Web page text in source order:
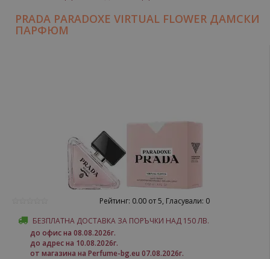
PRADA PARADOXE VIRTUAL FLOWER ДАМСКИ
ПАРФЮМ
Рейтинг: 0.00 от 5, Гласували: 0
БЕЗПЛАТНА ДОСТАВКА ЗА ПОРЪЧКИ НАД 150 ЛВ.
до офис на 08.08.2026г.
до адрес на 10.08.2026г.
от магазина на Perfume-bg.eu 07.08.2026г.